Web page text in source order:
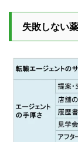
失敗しない